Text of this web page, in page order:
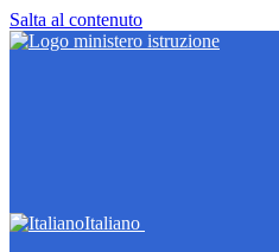
Salta al contenuto
Italiano